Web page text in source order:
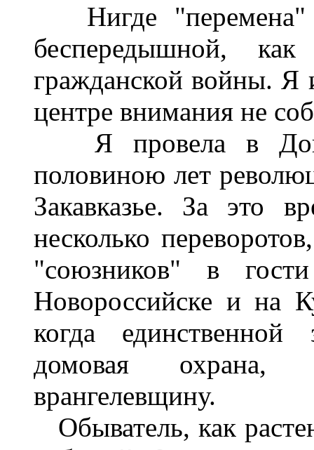
Нигде "перемена"
беспередышной,
гражданской войны. Я
центре внимания не
Я провела в
половиною лет
Закавказье. За это
несколько
"союзников" в
Новороссийске и на
когда
домовая охрана,
врангелевщину.
Обыватель, как